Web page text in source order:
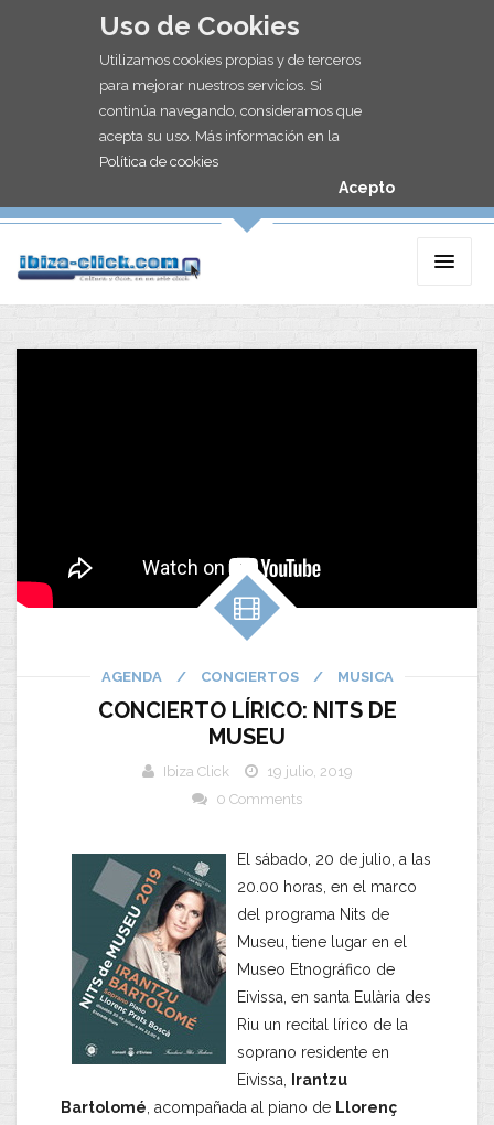
Uso de Cookies
Utilizamos cookies propias y de terceros
para mejorar nuestros servicios. Si
continúa navegando, consideramos que
acepta su uso. Más información en la
Política de cookies
Acepto
AGENDA / CONCIERTOS / MUSICA
CONCIERTO LÍRICO: NITS DE
MUSEU
Ibiza Click
19 julio, 2019
0 Comments
El sábado, 20 de julio, a las
20.00 horas, en el marco
del programa Nits de
Museu, tiene lugar en el
Museo Etnográfico de
Eivissa, en santa Eulària des
Riu un recital lírico de la
soprano residente en
Eivissa,
Irantzu
Bartolomé , acompañada al piano de Llorenç